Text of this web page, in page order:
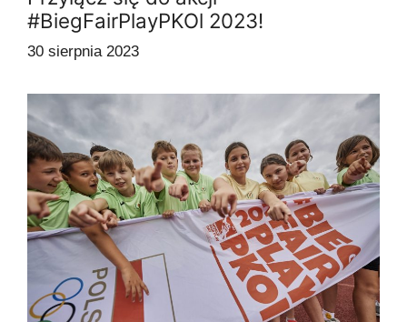
#BiegFairPlayPKOl 2023!
30 sierpnia 2023